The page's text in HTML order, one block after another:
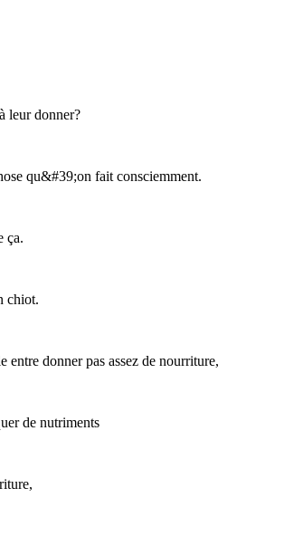
leur donner?
qu&#39;on fait consciemment.
ça.
chiot.
donner pas assez de nourriture,
de nutriments